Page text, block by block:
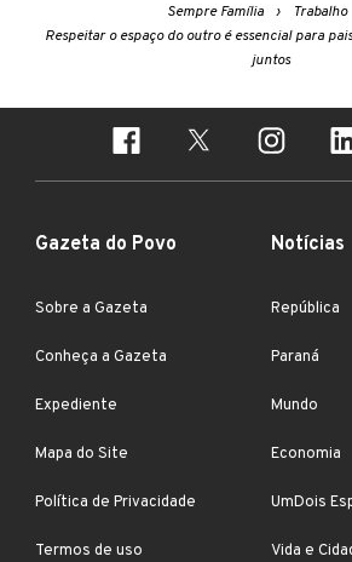
Sempre Família
Trabalho
Respeitar o espaço do outro é essencial para
juntos
Gazeta do Povo
Sobre a Gazeta
Conheça a Gazeta
Expediente
Mapa do Site
Política de Privacidade
Termos de uso
Notícias
República
Paraná
Mundo
Economia
UmDois
Vida e